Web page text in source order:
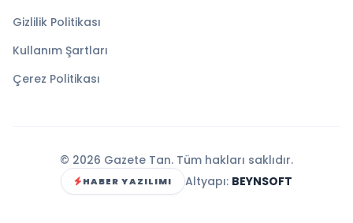
Gizlilik Politikası
Kullanım Şartları
Çerez Politikası
© 2026 Gazete Tan. Tüm hakları saklıdır.
HABER YAZILIMI Altyapı: BEYNSOFT